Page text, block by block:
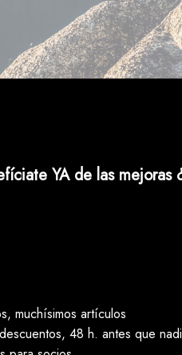
YA de las mejoras
muchísimos artículos
48 h. antes que